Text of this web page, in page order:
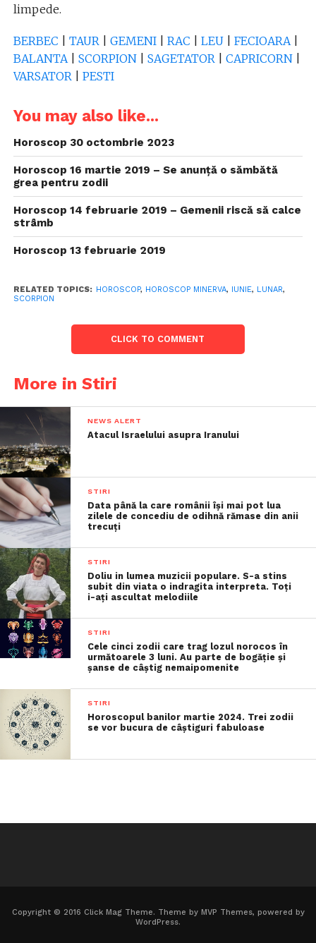
limpede.
BERBEC TAUR GEMENI RAC LEU FECIOARA
BALANTA
SCORPION SAGETATOR CAPRICORN
VARSATOR
PESTI
You may also like...
Horoscop 30 octombrie 2023
Horoscop 16 martie 2019 – Se anunță o sămbătă
grea pentru zodii
Horoscop 14 februarie 2019 – Gemenii riscă să calce
strâmb
Horoscop 13 februarie 2019
RELATED TOPICS: HOROSCOP, HOROSCOP MINERVA, IUNIE, LUNAR,
SCORPION
CLICK TO COMMENT
More in Stiri
NEWS ALERT
Atacul Israelului asupra Iranului
STIRI
Data până la care românii îşi mai pot lua
zilele de concediu de odihnă rămase din anii
trecuţi
STIRI
Doliu in lumea muzicii populare. S-a stins
subit din viata o indragita interpreta. Toți
i-ați ascultat melodiile
STIRI
Cele cinci zodii care trag lozul norocos în
următoarele 3 luni. Au parte de bogăție și
șanse de câștig nemaipomenite
STIRI
Horoscopul banilor martie 2024. Trei zodii
se vor bucura de câștiguri fabuloase
Copyright © 2016 Click Mag Theme. Theme by MVP Themes, powered by
WordPress.